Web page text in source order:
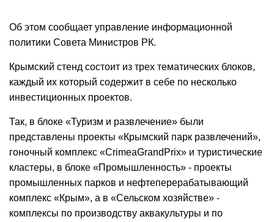
Об этом сообщает управление информационной
политики Совета Министров РК.
Крымский стенд состоит из трех тематических блоков,
каждый их который содержит в себе по несколько
инвестиционных проектов.
Так, в блоке «Туризм и развлечение» были
представлены проекты «Крымский парк развлечений»,
гоночный комплекс «CrimeaGrandPrix» и туристические
кластеры, в блоке «Промышленность» - проекты
промышленных парков и нефтеперерабатывающий
комплекс «Крым», а в «Сельском хозяйстве» -
комплексы по производству аквакультуры и по